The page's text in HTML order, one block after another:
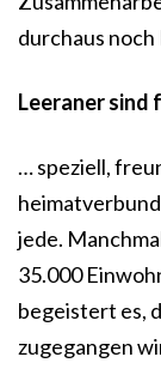
durchaus
Leeraner sind
… speziell,
jede.
35.000
begeistert es,
zugegangen